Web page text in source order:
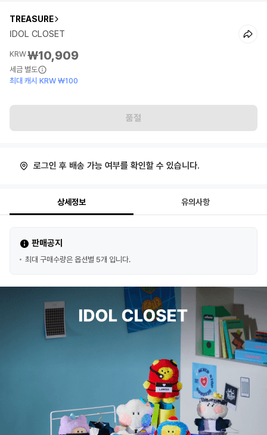
TREASURE
IDOL CLOSET
KRW₩10,909
세금 별도
최대 캐시 KRW ₩100
품절
로그인 후 배송 가능 여부를 확인할 수 있습니다.
상세정보 유의사항
판매공지
최대 구매수량은 옵션별 5개 입니다.